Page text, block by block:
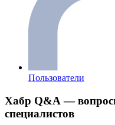
Пользователи
Хабр Q&A —
специалистов